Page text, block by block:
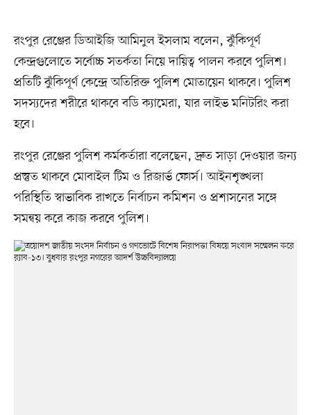
রংপুর রেঞ্জের ডিআইজি আমিনুল ইসলাম বলেন, ঝুঁকিপূর্ণ
কেন্দ্রগুলোতে সর্বোচ্চ সতর্কতা নিয়ে দায়িত্ব পালন করবে পুলিশ।
প্রতিটি ঝুঁকিপূর্ণ কেন্দ্রে অতিরিক্ত পুলিশ মোতায়েন থাকবে। পুলিশ
সদস্যদের শরীরে থাকবে বডি ক্যামেরা, যার লাইভ মনিটরিং করা
হবে।
রংপুর রেঞ্জের পুলিশ কর্মকর্তারা বলেছেন, দ্রুত সাড়া দেওয়ার জন্য
প্রস্তুত থাকবে মোবাইল টিম ও রিজার্ভ ফোর্স। আইনশৃঙ্খলা
পরিস্থিতি স্বাভাবিক রাখতে নির্বাচন কমিশন ও প্রশাসনের সঙ্গে
সমন্বয় করে কাজ করবে পুলিশ।